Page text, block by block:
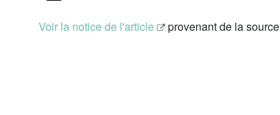
Voir la notice de l'article provenant de la source